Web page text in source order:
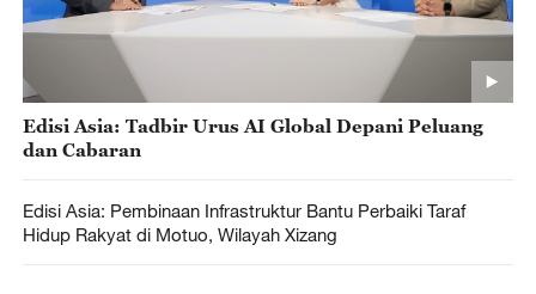
Edisi Asia: Tadbir Urus AI Global Depani Peluang
dan Cabaran
Edisi Asia: Pembinaan Infrastruktur Bantu Perbaiki Taraf
Hidup Rakyat di Motuo, Wilayah Xizang